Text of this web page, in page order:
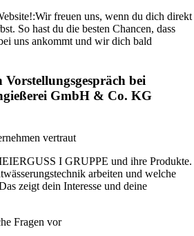
Wir freuen uns, wenn du dich direkt
So hast du die besten Chancen, dass
uns ankommt und wir dich bald
bei
GmbH & Co. KG
vertraut
I GRUPPE und ihre Produkte.
arbeiten und welche
zeigt dein Interesse und deine
Fragen vor